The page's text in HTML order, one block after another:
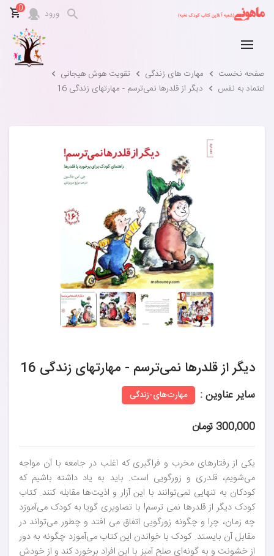
ورود 0
صفحه نخست مهارت های زندگی
تقویت هوش هیجانی
اعتماد به نفس
دیگر از قلدرها نمی‌ترسم - مهارتهای زندگی 16
دیگر از قلدرها نمی‌ترسم - مهارتهای زندگی 16
سایر عناوین : مهارت‌های-زندگی
300,000 تومان
یکی از رفتارهای مخرب و فراگیری که اغلب در جامعه با آن مواجه
می‌شویم، قلدری و زورگویی است. باید به یاد داشته باشیم که
کودکان به تنهایی نمی‌توانند با این آزار و اذیت‌ها مقابله کنند. کتاب
کودک دیگر از قلدرها نمی ترسم! با تصاویری گویا به کودک می‌آموزد
چه زمان، چرا و چگونه زورگویی اتفاق می افتد و چطور می‌تواند در
مقابل آن بایستد. کودک با خواندن این کتاب می‌آموزد چگونه به دور
از خشونت و به گونه‌ای صلح آمیز با این افراد برخورد کند و از خودش